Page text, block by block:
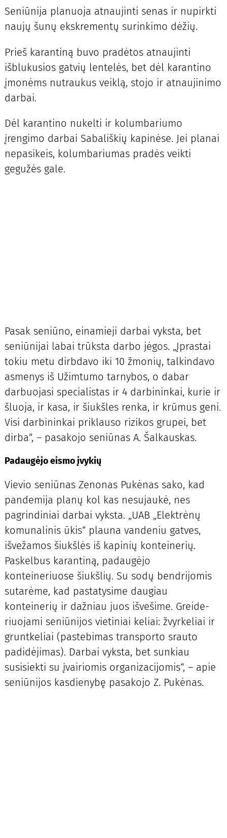
Seniūnija planuoja atnaujinti senas ir nupirkti
naujų šunų ekskrementų surinkimo dėžių.
Prieš karantiną buvo pradėtos atnaujinti
išblukusios gatvių lentelės, bet dėl karantino
įmonėms nutraukus veiklą, stojo ir atnaujinimo
darbai.
Dėl karantino nukelti ir kolumbariumo
įrengimo darbai Sabališkių kapinėse. Jei planai
nepasikeis, kolumbariumas pradės veikti
gegužės gale.
Pasak seniūno, einamieji darbai vyksta, bet
seniūnijai labai trūksta darbo jėgos. „Įprastai
tokiu metu dirbdavo iki 10 žmonių, talkindavo
asmenys iš Užimtumo tarnybos, o dabar
darbuojasi specialistas ir 4 darbininkai, kurie ir
šluoja, ir kasa, ir šiukšles renka, ir krūmus geni.
Visi darbininkai priklauso rizikos grupei, bet
dirba“, – pasakojo seniūnas A. Šalkauskas.
Padaugėjo eismo įvykių
Vievio seniūnas Zenonas Pu­kėnas sako, kad
pandemija planų kol kas nesujaukė, nes
pagrindiniai darbai vyksta. „UAB „Elektrėnų
komunalinis ūkis“ plauna vandeniu gatves,
išvežamos šiukšlės iš kapinių konteinerių.
Paskelbus karantiną, padaugėjo
konteineriuose šiukšlių. Su sodų bendrijomis
sutarėme, kad pastatysime daugiau
konteinerių ir dažniau juos išvešime. Greide­
riuojami seniūnijos vietiniai keliai: žvyrkeliai ir
gruntkeliai (pastebimas transporto srauto
padidėjimas). Darbai vyksta, bet sunkiau
susisiekti su įvairiomis organizacijomis“, – apie
seniūnijos kasdienybę pasakojo Z. Pukėnas.